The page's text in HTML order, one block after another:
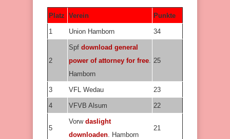
Platz Verein Punkte
1 Union Hamborn 34
2
Spf download general
power of attorney for free
Hamborn
25
3 VFL Wedau 23
4 VFVB Alsum 22
5
Vorw daslight
downloaden . Hamborn
21